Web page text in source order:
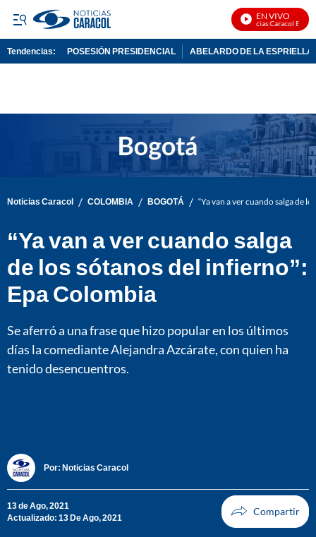
EN VIVO
Noticias Caracol En Vivo
Tendencias: POSESIÓN PRESIDENCIAL ABELARDO DE LA ESPRIELLA
Noticias Caracol / COLOMBIA / BOGOTÁ / “Ya van a ver cuando salga de
“Ya van a ver cuando salga
de los sótanos del infierno”:
Epa Colombia
Se aferró a una frase que hizo popular en los últimos
días la comediante Alejandra Azcárate, con quien ha
tenido desencuentros.
Por: Noticias Caracol
13 de Ago, 2021
Actualizado: 13 De Ago, 2021